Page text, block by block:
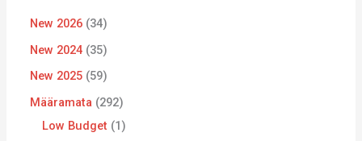
New 2026 34
New 2024 35
New 2025 59
Määramata 292
Low Budget 1